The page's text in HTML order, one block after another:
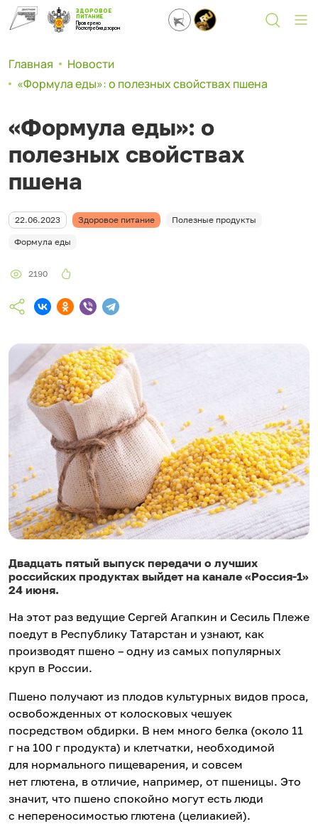
ЗДОРОВОЕ
ПИТАНИЕ
Проверено
Роспотребнадзором
Главная
Новости
«Формула еды»: о полезных свойствах пшена
«Формула еды»: о
полезных свойствах
пшена
22.06.2023 Здоровое питание Полезные продукты
Формула еды
2190
Двадцать пятый выпуск передачи о лучших
российских продуктах выйдет на канале «Россия-1»
24 июня.
На этот раз ведущие Сергей Агапкин и Сесиль Плеже
поедут в Республику Татарстан и узнают, как
производят пшено – одну из самых популярных
круп в России.
Пшено получают из плодов культурных видов проса,
освобожденных от колосковых чешуек
посредством обдирки. В нем много белка (около 11
г на 100 г продукта) и клетчатки, необходимой
для нормального пищеварения, и совсем
нет глютена, в отличие, например, от пшеницы. Это
значит, что пшено спокойно могут есть люди
с непереносимостью глютена (целиакией).